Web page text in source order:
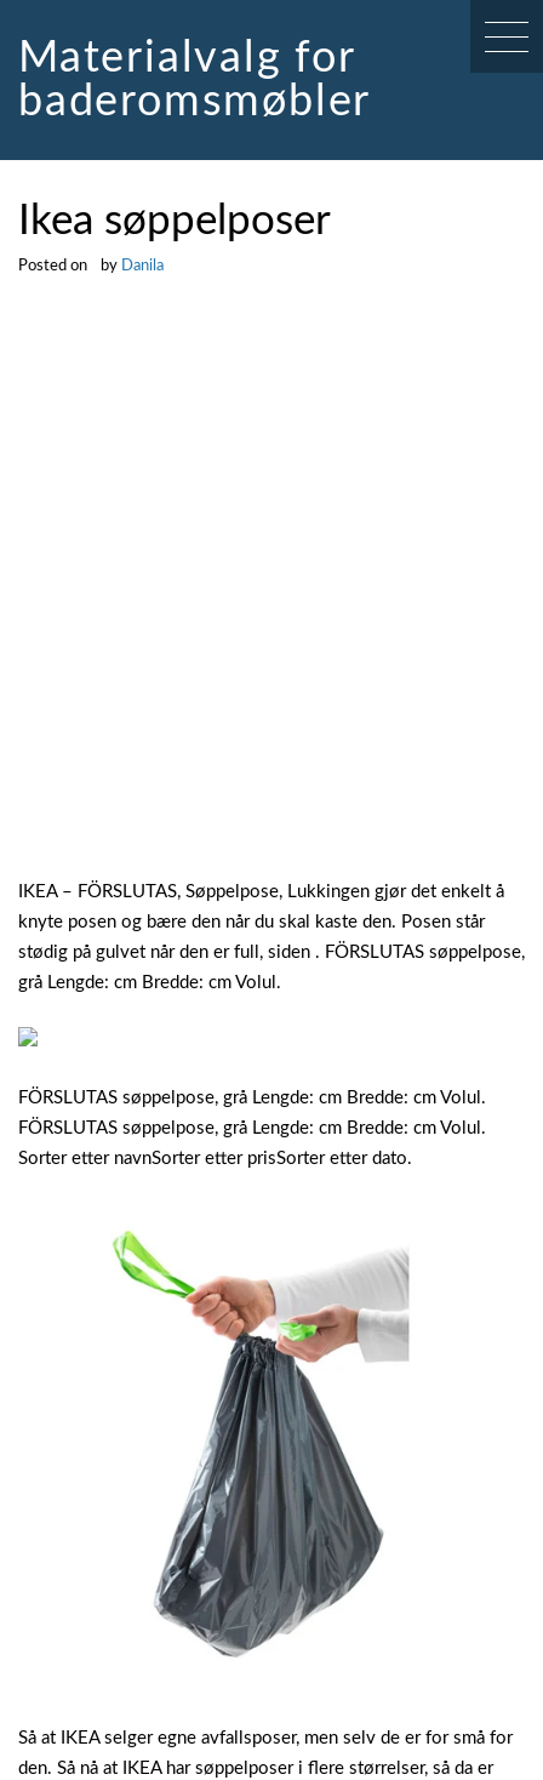
contentMaterialvalg for
baderomsmøbler
Ikea søppelposer
Posted on by Danila
IKEA – FÖRSLUTAS, Søppelpose, Lukkingen gjør det enkelt å
knyte posen og bære den når du skal kaste den. Posen står
stødig på gulvet når den er full, siden . FÖRSLUTAS søppelpose,
grå Lengde: cm Bredde: cm Volul.
FÖRSLUTAS søppelpose, grå Lengde: cm Bredde: cm Volul.
FÖRSLUTAS søppelpose, grå Lengde: cm Bredde: cm Volul.
Sorter etter navnSorter etter prisSorter etter dato.
Så at IKEA selger egne avfallsposer, men selv de er for små for
den. Så nå at IKEA har søppelposer i flere størrelser, så da er